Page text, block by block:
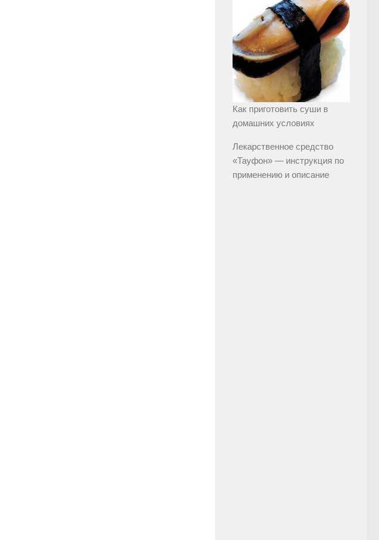
Как приготовить суши в
домашних условиях
Лекарственное средство
«Тауфон» — инструкция по
применению и описание